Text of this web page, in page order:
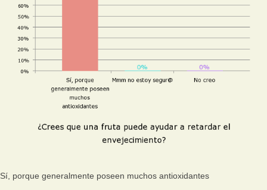
Sí, porque generalmente poseen muchos antioxidantes